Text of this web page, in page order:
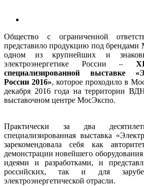
Общество с ограниченной
представило продукцию под брендами
одном из крупнейших и
электроэнергетике России –
специализированной выставке
России 2016», которое проходило в
декабря 2016 года на территории
выставочном центре МосЭкспо.
Практически за два
специализированная выставка
зарекомендовала себя как
демонстрации новейшего
идеями и разработками, и
российских, так и для
электроэнергетической отрасли.